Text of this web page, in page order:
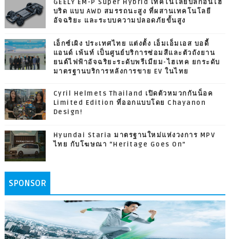
GEELY EM-P Super Hybrid เทคโนโลยีปลั๊กอินไฮ
บริด แบบ AWD สมรรถนะสูง ที่ผสานเทคโนโลยี
อัจฉริยะ และระบบความปลอดภัยขั้นสูง
เอ็กซ์เผิง ประเทศไทย แต่งตั้ง เอ็มเอ็มเอส บอดี้
แอนด์ เพ้นท์ เป็นศูนย์บริการซ่อมสีและตัวถังยาน
ยนต์ไฟฟ้าอัจฉริยะระดับพรีเมียม-ไฮเทค ยกระดับ
มาตรฐานบริการหลังการขาย EV ในไทย
Cyril Helmets Thailand เปิดตัวหมวกกันน็อค
Limited Edition ที่ออกแบบโดย Chayanon
Design!
Hyundai Staria มาตรฐานใหม่แห่งวงการ MPV
ไทย กับโฆษณา “Heritage Goes On”
SPONSOR